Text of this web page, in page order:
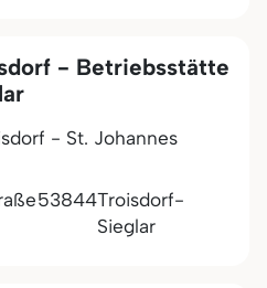
- Betriebsstätte
- St. Johannes
53844Troisdorf-
Sieglar